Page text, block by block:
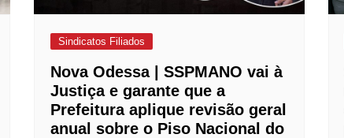
Sindicatos Filiados
Nova Odessa | SSPMANO vai à
Justiça e garante que a
Prefeitura aplique revisão geral
anual sobre o Piso Nacional do